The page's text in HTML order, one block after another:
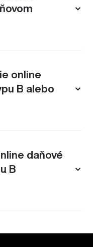
online
B alebo
daňové
B